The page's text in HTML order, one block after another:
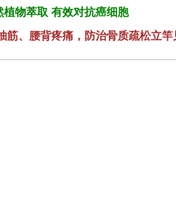
物萃取 有效对抗癌细胞
筋、腰背疼痛，防治骨质疏松立竿